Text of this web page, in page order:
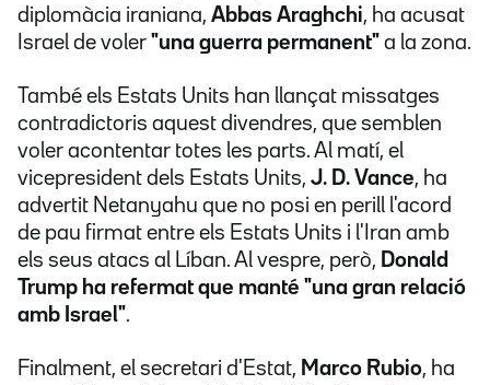
diplomàcia iraniana, Abbas Araghchi, ha acusat
Israel de voler "una guerra permanent" a la zona.
També els Estats Units han llançat missatges
contradictoris aquest divendres, que semblen
voler acontentar totes les parts. Al matí, el
vicepresident dels Estats Units, J. D. Vance, ha
advertit Netanyahu que no posi en perill l'acord
de pau firmat entre els Estats Units i l'Iran amb
els seus atacs al Líban. Al vespre, però, Donald
Trump ha refermat que manté "una gran relació
amb Israel".
Finalment, el secretari d'Estat, Marco Rubio, ha